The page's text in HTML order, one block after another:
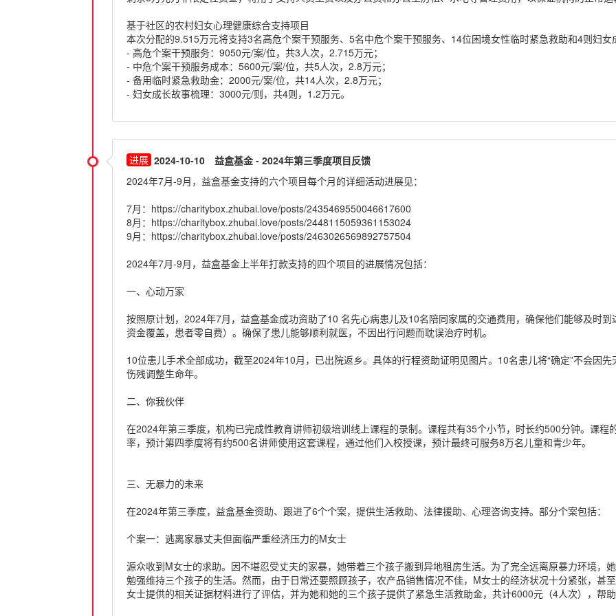
基于社区的农村妇女心理健康综合支持项目
本次分配的9.515万元将支持3名高危个案干预服务、5名中危个案干预服务、14位困境女性临时紧急救助和4则妇女
- 高危个案干预服务：9050元/案/位，共3人次，2.715万元；
- 中危个案干预服务成本：5600元/案/位，共5人次，2.8万元；
- 备用临时紧急救助金：2000元/案/位，共14人次，2.8万元；
- 妇女成长故事梳理：3000元/则，共4则，1.2万元。
2024-10-10
益盒基金 - 2024年第三季度项目反馈
2024年7月-9月，益盒基金支持的六个项目每个月的详细活动进展见：
7月：https://charitybox.zhubai.love/posts/2435469550046617600
8月：https://charitybox.zhubai.love/posts/2448115059361153024
9月：https://charitybox.zhubai.love/posts/2463026569892757504
2024年7月-9月，益盒基金上半年打款支持的四个项目的进展情况包括：
一、心动万家
按照原计划，2024年7月，益盒基金成功资助了10 名先心病患儿及10名陪同家属的交通费用，确保他们能够及时
资金覆盖，患者零自费）。确保了患儿能够顺利就医，不因出行问题而耽误治疗时机。
10位患儿手术全部成功，截至2024年10月，已出院返乡。具体的行程资助证明见图片。10名患儿将“确定”不会因
伤残调整生命年。
二、你我伙伴
在2024年第三季度，机构已完成性教育讲师初级培训线上课程的录制。课程共有35个小节，时长约500分钟。课程
率，预计第四季度将有约500名讲师使用这套课程，通过他们入校授课，预计最终可服务8万名儿童和青少年。
三、无暴力的未来
在2024年第三季度，益盒基金资助、跟进了6个个案，提供生活救助、法律援助、心理咨询支持。部分个案包括：
个案一：逃离家暴丈夫但面临严重经济压力的M女士
源众收到M女士的求助。因不堪忍受丈夫的家暴，她带着三个孩子搬到异地租房生活。为了完全远离原暴力环境，
勉强维持三个孩子的生活。然而，由于日常还要照顾孩子，农产品销售情况不佳，M女士的经济状况十分紧张，甚
女士提供的相关证据材料进行了评估，并为她和她的三个孩子提供了紧急生活救助金，共计6000元（4人次），帮助